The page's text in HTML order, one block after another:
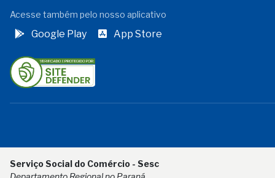
Acesse também pelo nosso aplicativo
Google Play App Store
Serviço Social do Comércio - Sesc